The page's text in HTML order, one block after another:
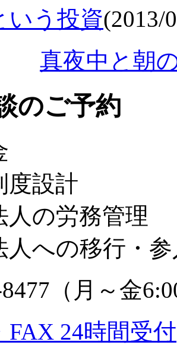
いう投資(2013/
真夜中と朝
のご予約
度設計
人の労務管理
人への移行・
（月～金
FAX 24時間受付